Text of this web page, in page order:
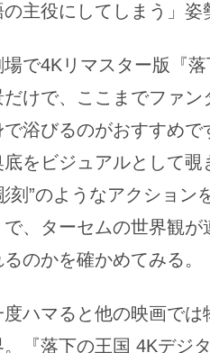
の主役にしてしまう」姿
で4Kリマスター版『
けで、ここまでファン
浴びるのがおすすめで
底をビジュアルとして
刻”のようなアクション
で、ターセムの世界観
のかを確かめてみる。
ハマると他の映画で
『落下の王国 4Kデジ